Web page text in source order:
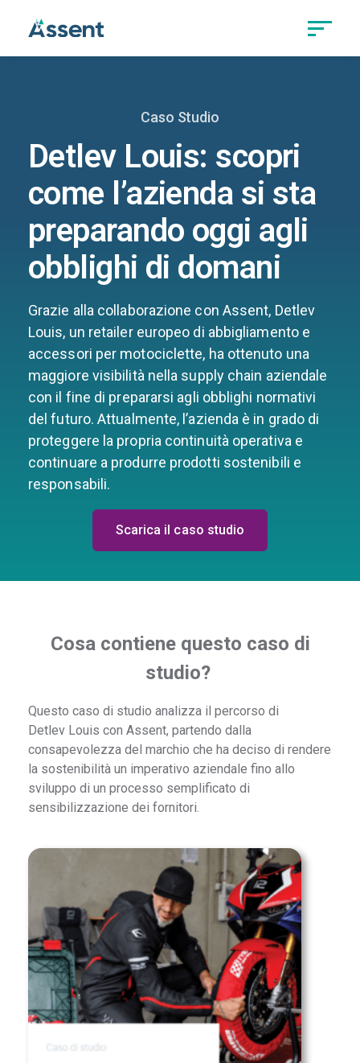
Caso Studio
Detlev Louis: scopri
come l’azienda si sta
preparando oggi agli
obblighi di domani
Grazie alla collaborazione con Assent, Detlev
Louis, un retailer europeo di abbigliamento e
accessori per motociclette, ha ottenuto una
maggiore visibilità nella supply chain aziendale
con il fine di prepararsi agli obblighi normativi
del futuro. Attualmente, l’azienda è in grado di
proteggere la propria continuità operativa e
continuare a produrre prodotti sostenibili e
responsabili.
Scarica il caso studio
Cosa contiene questo caso di
studio?
Questo caso di studio analizza il percorso di
Detlev Louis con Assent, partendo dalla
consapevolezza del marchio che ha deciso di rendere
la sostenibilità un imperativo aziendale fino allo
sviluppo di un processo semplificato di
sensibilizzazione dei fornitori.